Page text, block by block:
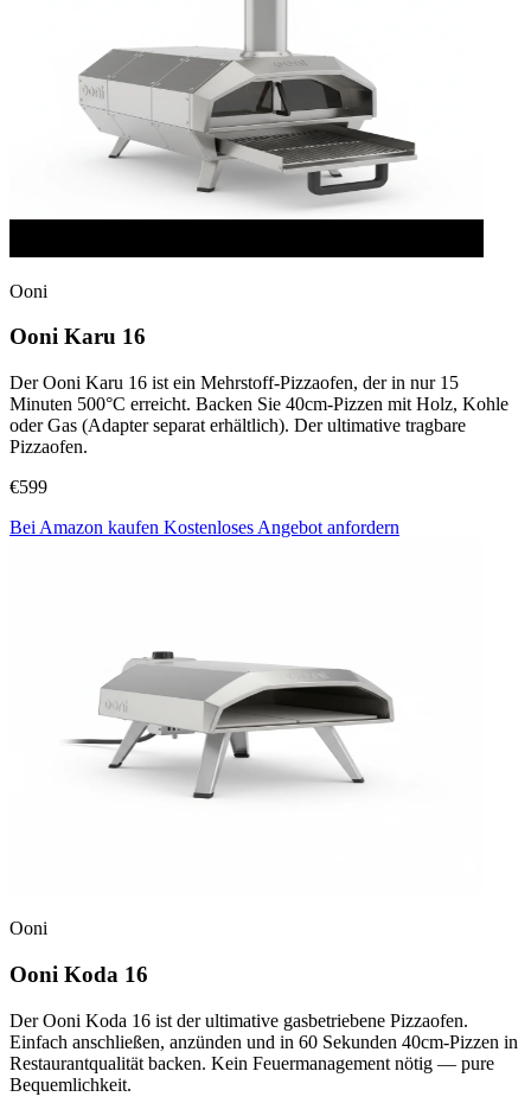
Ooni
Ooni Karu 16
Der Ooni Karu 16 ist ein Mehrstoff-Pizzaofen, der in nur 15
Minuten 500°C erreicht. Backen Sie 40cm-Pizzen mit Holz, Kohle
oder Gas (Adapter separat erhältlich). Der ultimative tragbare
Pizzaofen.
€599
Bei Amazon kaufen Kostenloses Angebot anfordern
Ooni
Ooni Koda 16
Der Ooni Koda 16 ist der ultimative gasbetriebene Pizzaofen.
Einfach anschließen, anzünden und in 60 Sekunden 40cm-Pizzen in
Restaurantqualität backen. Kein Feuermanagement nötig — pure
Bequemlichkeit.